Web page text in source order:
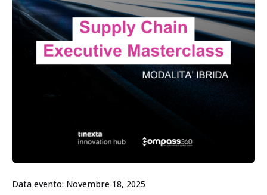
Data evento: Novembre 18, 2025